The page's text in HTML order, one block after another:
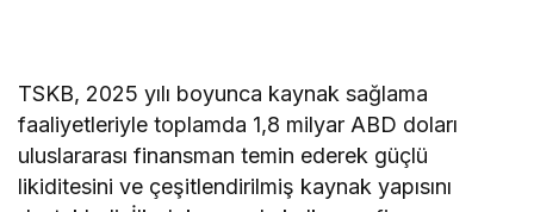
TSKB, 2025 yılı boyunca kaynak sağlama
faaliyetleriyle toplamda 1,8 milyar ABD doları
uluslararası finansman temin ederek güçlü
likiditesini ve çeşitlendirilmiş kaynak yapısını